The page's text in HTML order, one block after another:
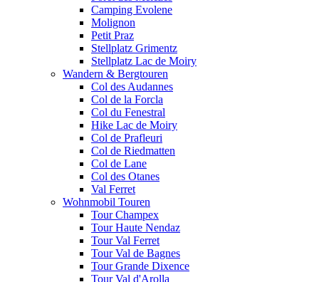
Camping Evolene
Molignon
Petit Praz
Stellplatz Grimentz
Stellplatz Lac de Moiry
Wandern & Bergtouren
Col des Audannes
Col de la Forcla
Col du Fenestral
Hike Lac de Moiry
Col de Prafleuri
Col de Riedmatten
Col de Lane
Col des Otanes
Val Ferret
Wohnmobil Touren
Tour Champex
Tour Haute Nendaz
Tour Val Ferret
Tour Val de Bagnes
Tour Grande Dixence
Tour Val d'Arolla